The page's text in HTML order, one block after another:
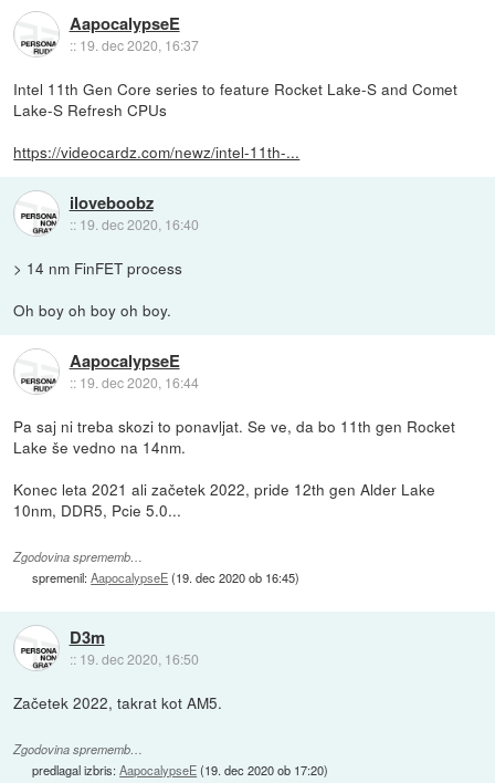
AapocalypseE
:: 19. dec 2020, 16:37
Intel 11th Gen Core series to feature Rocket Lake-S and Comet
Lake-S Refresh CPUs
https://videocardz.com/newz/intel-11th-...
iloveboobz
:: 19. dec 2020, 16:40
> 14 nm FinFET process
Oh boy oh boy oh boy.
AapocalypseE
:: 19. dec 2020, 16:44
Pa saj ni treba skozi to ponavljat. Se ve, da bo 11th gen Rocket
Lake še vedno na 14nm.
Konec leta 2021 ali začetek 2022, pride 12th gen Alder Lake
10nm, DDR5, Pcie 5.0...
Zgodovina sprememb…
spremenil:AapocalypseE(19. dec 2020 ob 16:45)
D3m
:: 19. dec 2020, 16:50
Začetek 2022, takrat kot AM5.
Zgodovina sprememb…
predlagal izbris:AapocalypseE(19. dec 2020 ob 17:20)